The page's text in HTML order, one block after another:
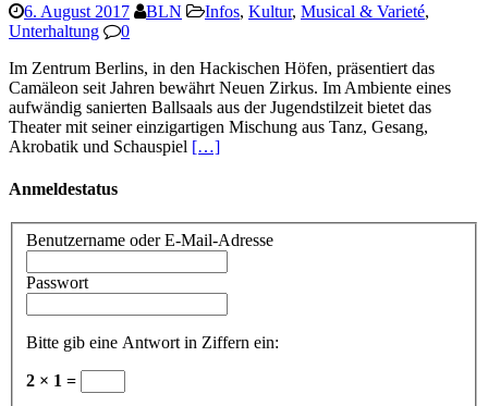
6. August 2017 BLN Infos, Kultur, Musical & Varieté,
Unterhaltung
0
Im Zentrum Berlins, in den Hackischen Höfen, präsentiert das
Camäleon seit Jahren bewährt Neuen Zirkus. Im Ambiente eines
aufwändig sanierten Ballsaals aus der Jugendstilzeit bietet das
Theater mit seiner einzigartigen Mischung aus Tanz, Gesang,
Akrobatik und Schauspiel […]
Anmeldestatus
Benutzername oder E-Mail-Adresse
Passwort
Bitte gib eine Antwort in Ziffern ein:
2 × 1 =